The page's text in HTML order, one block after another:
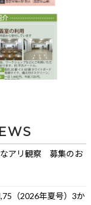
なアリ観察 募集のお
（2026年夏号）3か